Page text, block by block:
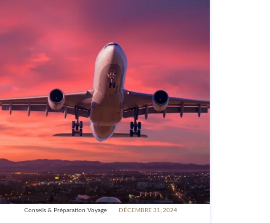
Conseils & Préparation Voyage DÉCEMBRE 31, 2024